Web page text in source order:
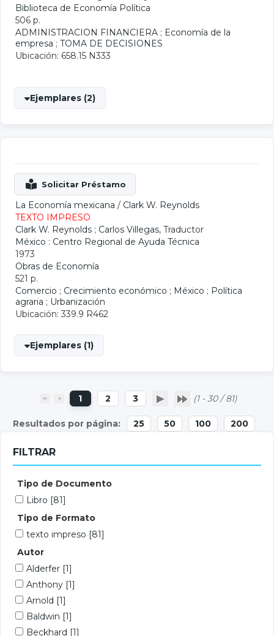
Biblioteca de Economía Política
506 p.
ADMINISTRACION FINANCIERA ; Economía de la
empresa ; TOMA DE DECISIONES
Ubicación: 658.15 N333
Ejemplares (2)
La Economía mexicana / Clark W. Reynolds
TEXTO IMPRESO
Clark W. Reynolds ; Carlos Villegas, Traductor
México : Centro Regional de Ayuda Técnica
1973
Obras de Economía
521 p.
Comercio ; Crecimiento económico ; México ; Política
agraria ; Urbanización
Ubicación: 339.9 R462
Ejemplares (1)
1 2 3 (1 - 30 / 81)
25 50 100 200
FILTRAR
Tipo de Documento
Libro [81]
Tipo de Formato
texto impreso [81]
Autor
Alderfer [1]
Anthony [1]
Arnold [1]
Baldwin [1]
Beckhard [1]